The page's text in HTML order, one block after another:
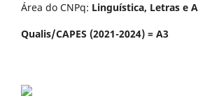
Área do CNPq: Linguística, Letras e
Qualis/CAPES (2021-2024) = A3